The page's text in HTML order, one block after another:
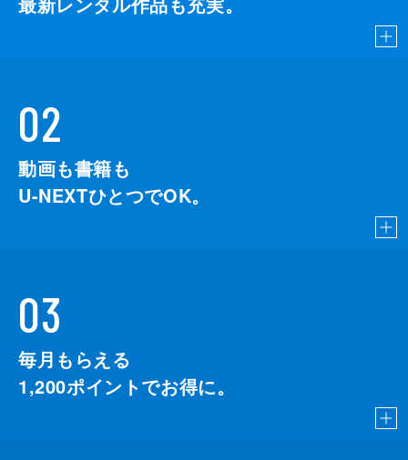
02
動画も書籍も
U-NEXTひとつでOK。
03
毎月もらえる
1,200ポイントでお得に。